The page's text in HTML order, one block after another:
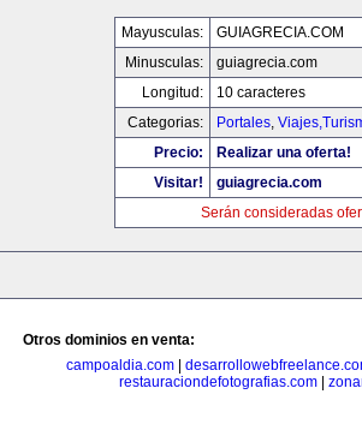
Mayusculas:
GUIAGRECIA.COM
Minusculas:
guiagrecia.com
Longitud:
10 caracteres
Categorias:
Portales,
Precio:
Realizar una oferta!
Visitar!
guiagrecia.com
Serán consideradas
Otros dominios en venta:
campoaldia.com
restauraciondefotografias.com|